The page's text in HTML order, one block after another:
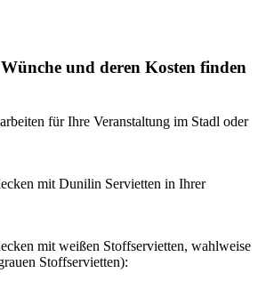
und deren Kosten finden
für Ihre Veranstaltung im Stadl oder
mit Dunilin Servietten in Ihrer
mit weißen Stoffservietten, wahlweise
Stoffservietten):